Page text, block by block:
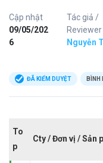
Cập nhật
09/05/202
6
Tác giả /
Reviewer
Nguyễn
ĐÃ KIỂM DUYỆT BÌNH
To
p
Cty / Đơn vị / Sản